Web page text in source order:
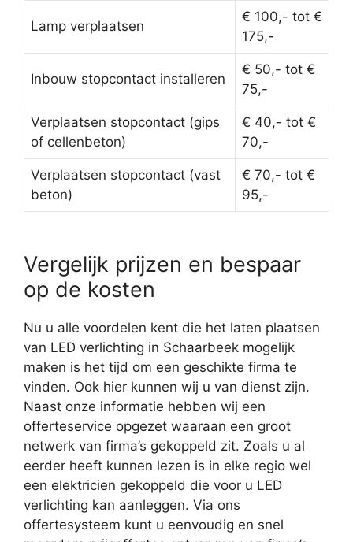
Lamp verplaatsen
€ 100,- tot €
175,-
Inbouw stopcontact installeren
€ 50,- tot €
75,-
Verplaatsen stopcontact (gips
of cellenbeton)
€ 40,- tot €
70,-
Verplaatsen stopcontact (vast
beton)
€ 70,- tot €
95,-
Vergelijk prijzen en bespaar
op de kosten
Nu u alle voordelen kent die het laten plaatsen
van LED verlichting in Schaarbeek mogelijk
maken is het tijd om een geschikte firma te
vinden. Ook hier kunnen wij u van dienst zijn.
Naast onze informatie hebben wij een
offerteservice opgezet waaraan een groot
netwerk van firma’s gekoppeld zit. Zoals u al
eerder heeft kunnen lezen is in elke regio wel
een elektricien gekoppeld die voor u LED
verlichting kan aanleggen. Via ons
offertesysteem kunt u eenvoudig en snel